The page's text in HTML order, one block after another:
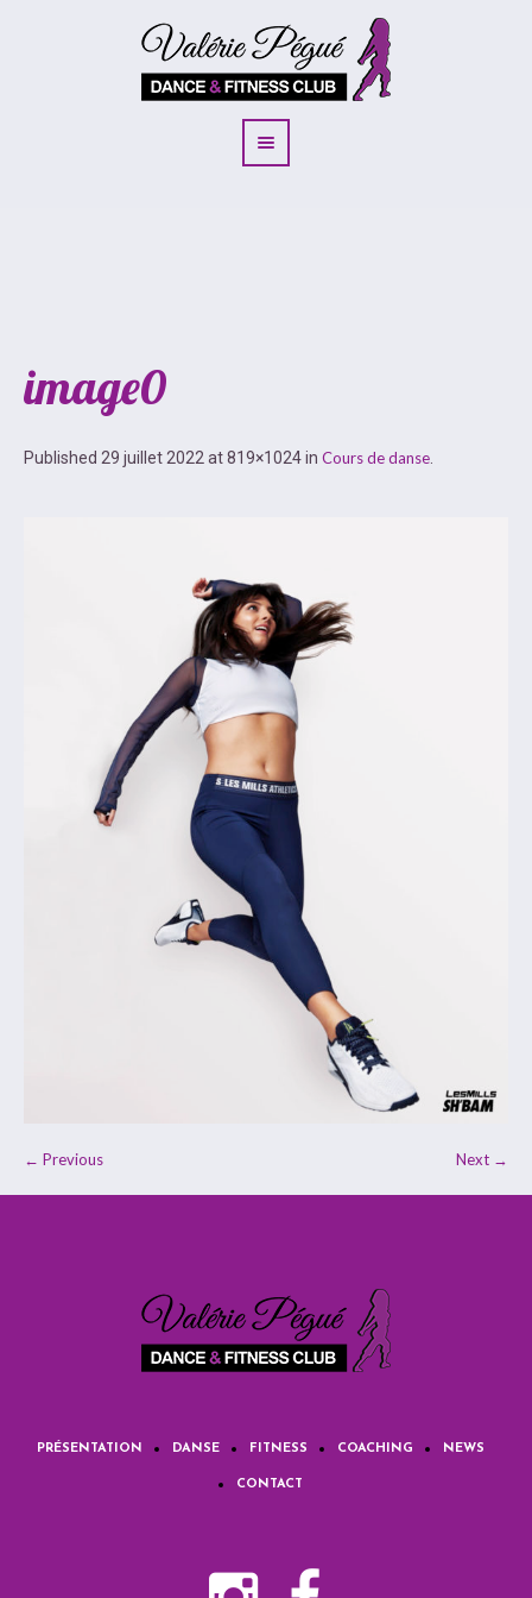
image0
Published 29 juillet 2022 at 819×1024 in Cours de danse
← Previous Next →
PRÉSENTATION DANSE FITNESS COACHING NEWS
CONTACT